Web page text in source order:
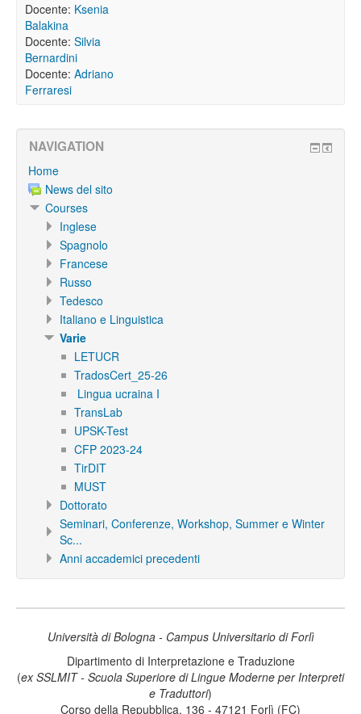
Docente: Ksenia
Balakina
Docente: Silvia
Bernardini
Docente: Adriano
Ferraresi
NAVIGATION
Home
News del sito
Courses
Inglese
Spagnolo
Francese
Russo
Tedesco
Italiano e Linguistica
Varie
LETUCR
TradosCert_25-26
Lingua ucraina I
TransLab
UPSK-Test
CFP 2023-24
TirDIT
MUST
Dottorato
Seminari, Conferenze, Workshop, Summer e Winter
Sc...
Anni accademici precedenti
Università di Bologna - Campus Universitario di Forlì
Dipartimento di Interpretazione e Traduzione
(ex SSLMIT - Scuola Superiore di Lingue Moderne per Interpreti
e Traduttori)
Corso della Repubblica, 136 - 47121 Forlì (FC)